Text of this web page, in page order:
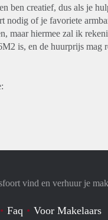
ben creatief, dus als je
nodig of je favoriete
maar hiermee zal ik
is, en de huurprijs mag
vind en verhuur je
Faq
Voor Makelaars